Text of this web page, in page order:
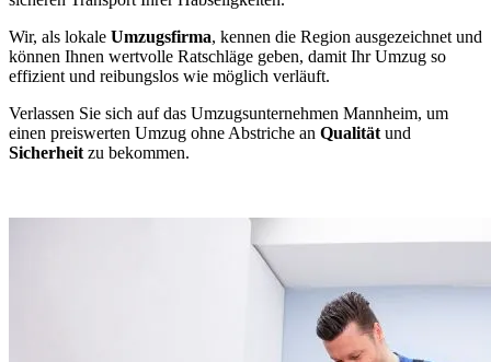
Wir, als lokale Umzugsfirma, kennen die Region ausgezeichnet und
können Ihnen wertvolle Ratschläge geben, damit Ihr Umzug so
effizient und reibungslos wie möglich verläuft.
Verlassen Sie sich auf das Umzugsunternehmen Mannheim, um
einen preiswerten Umzug ohne Abstriche an Qualität und
Sicherheit zu bekommen.